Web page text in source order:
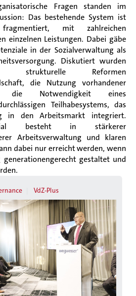
Fragen standen im
Das bestehende System ist
mit zahlreichen
einzelnen Leistungen. Dabei gäbe
in der Sozialverwaltung als
Diskutiert wurden
strukturelle Reformen
die Nutzung vorhandener
die Notwendigkeit eines
Teilhabesystems, das
in den Arbeitsmarkt integriert.
besteht in stärkerer
Arbeitsverwaltung und klaren
dabei nur erreicht werden, wenn
generationengerecht gestaltet und
VdZ-Plus